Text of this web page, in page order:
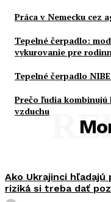
Práca v Nemecku cez
Tepelné čerpadlo:
vykurovanie pre
Tepelné čerpadlo
Prečo ľudia
vzduchu
Ako Ukrajinci hľadajú
riziká si treba dať